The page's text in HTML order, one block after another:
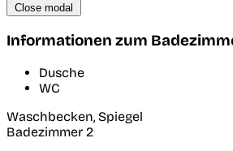
Close modal
Informationen zum
Dusche
WC
Waschbecken, Spiegel
Badezimmer 2